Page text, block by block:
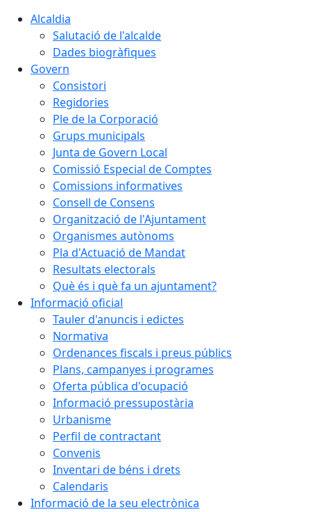
Alcaldia
Salutació de l'alcalde
Dades biogràfiques
Govern
Consistori
Regidories
Ple de la Corporació
Grups municipals
Junta de Govern Local
Comissió Especial de Comptes
Comissions informatives
Consell de Consens
Organització de l'Ajuntament
Organismes autònoms
Pla d'Actuació de Mandat
Resultats electorals
Què és i què fa un ajuntament?
Informació oficial
Tauler d'anuncis i edictes
Normativa
Ordenances fiscals i preus públics
Plans, campanyes i programes
Oferta pública d'ocupació
Informació pressupostària
Urbanisme
Perfil de contractant
Convenis
Inventari de béns i drets
Calendaris
Informació de la seu electrònica